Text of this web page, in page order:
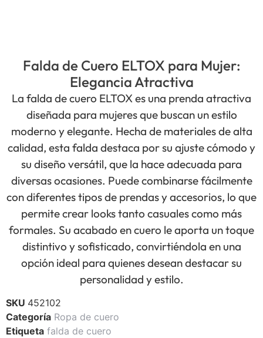
Falda de Cuero ELTOX para Mujer:
Elegancia Atractiva
La falda de cuero ELTOX es una prenda atractiva
diseñada para mujeres que buscan un estilo
moderno y elegante. Hecha de materiales de alta
calidad, esta falda destaca por su ajuste cómodo y
su diseño versátil, que la hace adecuada para
diversas ocasiones. Puede combinarse fácilmente
con diferentes tipos de prendas y accesorios, lo que
permite crear looks tanto casuales como más
formales. Su acabado en cuero le aporta un toque
distintivo y sofisticado, convirtiéndola en una
opción ideal para quienes desean destacar su
personalidad y estilo.
SKU 452102
Categoría Ropa de cuero
Etiqueta falda de cuero